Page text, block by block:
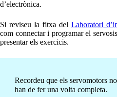
d’electrònica.
Si reviseu la fitxa del Laboratori
com connectar i programar el
presentar els exercicis.
Recordeu que els servomotors
han de fer una volta completa.